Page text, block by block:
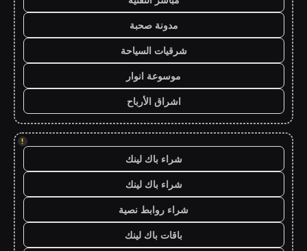
مدونة صحبة
شرقيات السياحة
موسوعة انوار
اشراق الأرباح
!
شراء باك لينك
شراء باك لينك
شراء روابط نصية
باقات باك لينك